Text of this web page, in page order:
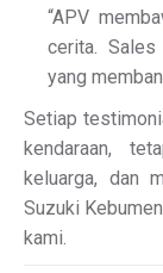
“APV
cerita. Sales
yang
Setiap
kendaraan,
keluarga, dan
Suzuki
kami.